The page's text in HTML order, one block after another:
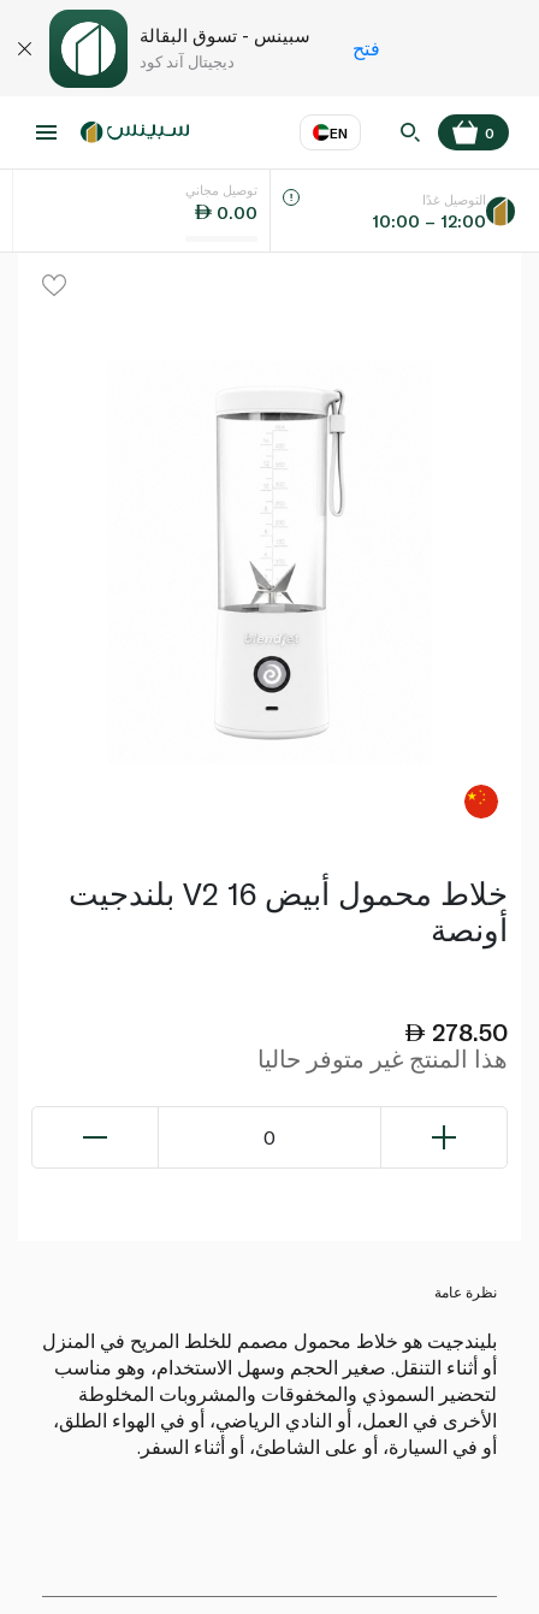
سبينس - تسوق البقالة
ديجيتال آند كود
فتح
EN
اللغة عر
0
توصيل مجاني
0.00
التوصيل غدًا
10:00 – 12:00
بلندجيت V2 خلاط محمول أبيض 16
أونصة
278.50
هذا المنتج غير متوفر حاليا
0
نظرة عامة
بليندجيت هو خلاط محمول مصمم للخلط المريح في المنزل
أو أثناء التنقل. صغير الحجم وسهل الاستخدام، وهو مناسب
لتحضير السموذي والمخفوقات والمشروبات المخلوطة
الأخرى في العمل، أو النادي الرياضي، أو في الهواء الطلق،
أو في السيارة، أو على الشاطئ، أو أثناء السفر.